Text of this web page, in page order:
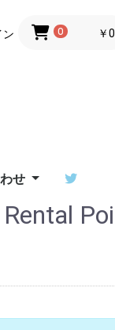
ン 0 ￥0
せ
ド
法に基づく
製品の保
製品の保
ポイをご検
せフォーム
ポイラボへ Poi